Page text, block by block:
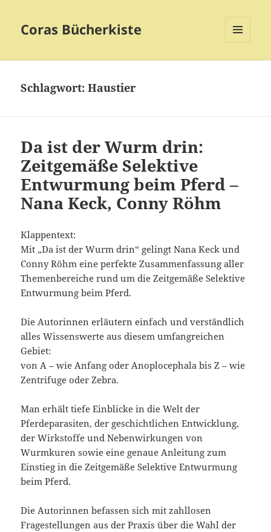
Coras Bücherkiste
Schlagwort:Haustier
Da ist der Wurm drin:
Zeitgemäße Selektive
Entwurmung beim Pferd –
Nana Keck, Conny Röhm
Klappentext:
Mit „Da ist der Wurm drin“ gelingt Nana Keck und
Conny Röhm eine perfekte Zusammenfassung aller
Themenbereiche rund um die Zeitgemäße Selektive
Entwurmung beim Pferd.
Die Autorinnen erläutern einfach und verständlich
alles Wissenswerte aus diesem umfangreichen
Gebiet:
von A – wie Anfang oder Anoplocephala bis Z – wie
Zentrifuge oder Zebra.
Man erhält tiefe Einblicke in die Welt der
Pferdeparasiten, der geschichtlichen Entwicklung,
der Wirkstoffe und Nebenwirkungen von
Wurmkuren sowie eine genaue Anleitung zum
Einstieg in die Zeitgemäße Selektive Entwurmung
beim Pferd.
Die Autorinnen befassen sich mit zahllosen
Fragestellungen aus der Praxis über die Wahl der